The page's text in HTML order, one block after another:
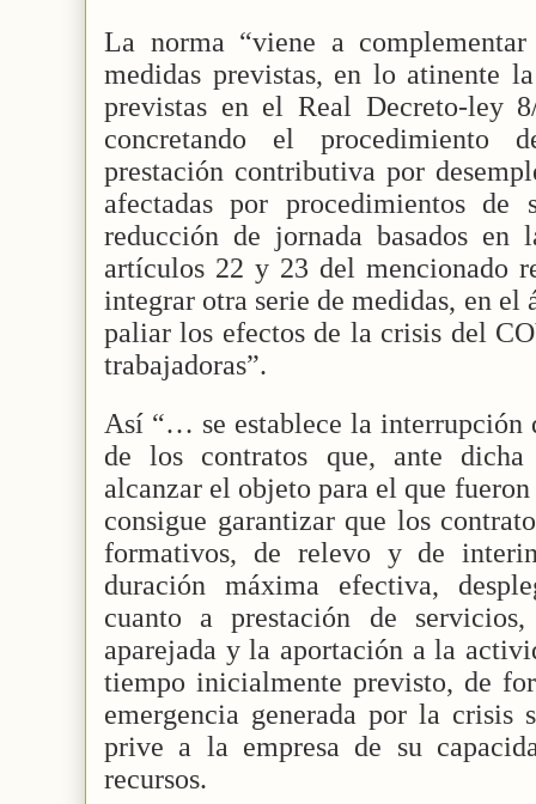
La norma “viene a
medidas previstas, en lo atinente
previstas en el Real Decreto-ley
concretando el procedimiento
prestación contributiva por
afectadas por procedimientos de
reducción de jornada basados en
artículos 22 y 23 del mencionado
integrar otra serie de medidas, en el
paliar los efectos de la crisis del
trabajadoras”.
Así “… se establece la interrupción
de los contratos que, ante dicha
alcanzar el objeto para el que
consigue garantizar que los
formativos, de relevo y de
duración máxima efectiva,
cuanto a prestación de
aparejada y la aportación a la
tiempo inicialmente previsto, de
emergencia generada por la crisis
prive a la empresa de su
recursos.